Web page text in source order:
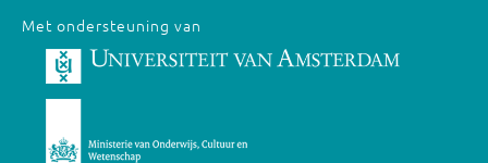
Met ondersteuning van